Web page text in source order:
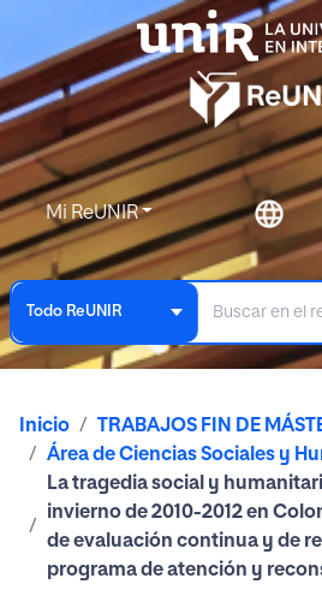
Mi ReUNIR
Todo ReUNIR
Inicio
TRABAJOS FIN DE
Área de Ciencias Sociales y
La tragedia social y
invierno de 2010-2012 en
de evaluación continua y de
programa de atención y